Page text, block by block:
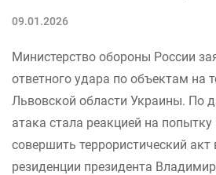
09.01.2026
Министерство обороны России
ответного удара по объектам на
Львовской области Украины. По
атака стала реакцией на
совершить террористический
резиденции президента